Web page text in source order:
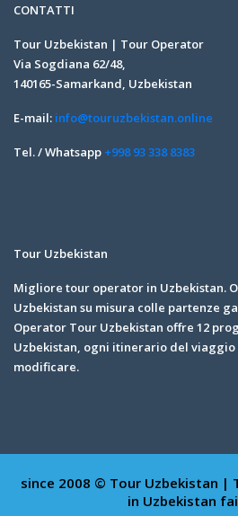
CONTATTI
Tour Uzbekistan | Tour Operator
Via Sogdiana 62/48,
140165-Samarkand, Uzbekistan
E-mail: info@touruzbekistan.online
Tel. / Whatsapp +998 93 338 8383
Tour Uzbekistan
Migliore tour operator in Uzbekistan.
Uzbekistan su misura colle partenze
Operator Tour Uzbekistan offre 12
Uzbekistan, ogni itinerario del viaggio
modificare.
since 2008 © Tour Uzbekistan |
in Uzbekistan